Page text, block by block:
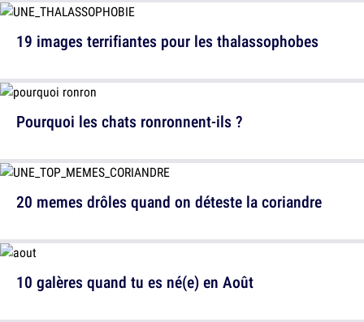
Pourquoi les chats ronronnent-ils ?
10 galères quand tu es né(e) en Août
19 images terrifiantes pour les thalassophobes
20 memes drôles quand on déteste la coriandre